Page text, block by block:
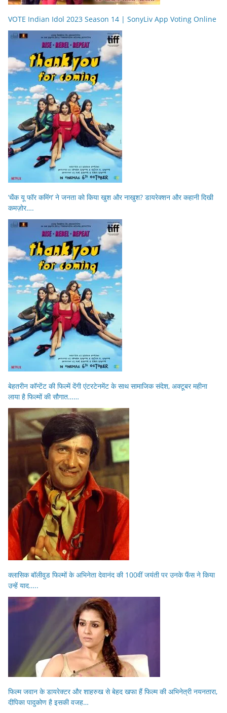
VOTE Indian Idol 2023 Season 14 | SonyLiv App Voting Online
‘थैंक यू फॉर कमिंग’ ने जनता को किया खुश और नाखुश? डायरेक्शन और कहानी दिखी
कमज़ोर….
बेहतरीन कॉन्टेंट की फिल्में देंगी एंटरटेनमेंट के साथ सामाजिक संदेश, अक्टूबर महीना
लाया है फिल्मों की सौगात……
क्लासिक बॉलीवुड फिल्मों के अभिनेता देवानंद की 100वीं जयंती पर उनके फैंस ने किया
उन्हें याद…..
फिल्म जवान के डायरेक्टर और शाहरुख से बेहद खफा हैं फिल्म की अभिनेत्री नयनतारा,
दीपिका पादुकोण है इसकी वजह…